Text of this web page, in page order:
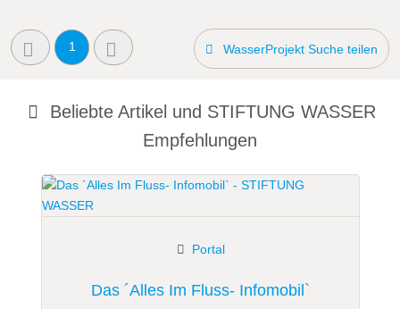
1 WasserProjekt Suche teilen
Beliebte Artikel und STIFTUNG WASSER
Empfehlungen
Das ´Alles Im Fluss- Infomobil`
Portal